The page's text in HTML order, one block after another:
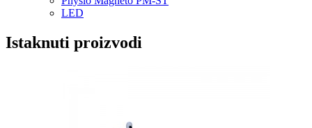
LED
Istaknuti proizvodi